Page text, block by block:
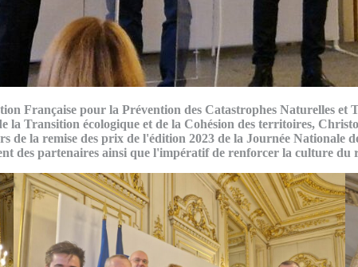
Française pour la Prévention des Catastrophes Naturelles
Transition écologique et de la Cohésion des territoires,
la remise des prix de l'édition 2023 de la Journée Nationale
des partenaires ainsi que l'impératif de renforcer la culture du